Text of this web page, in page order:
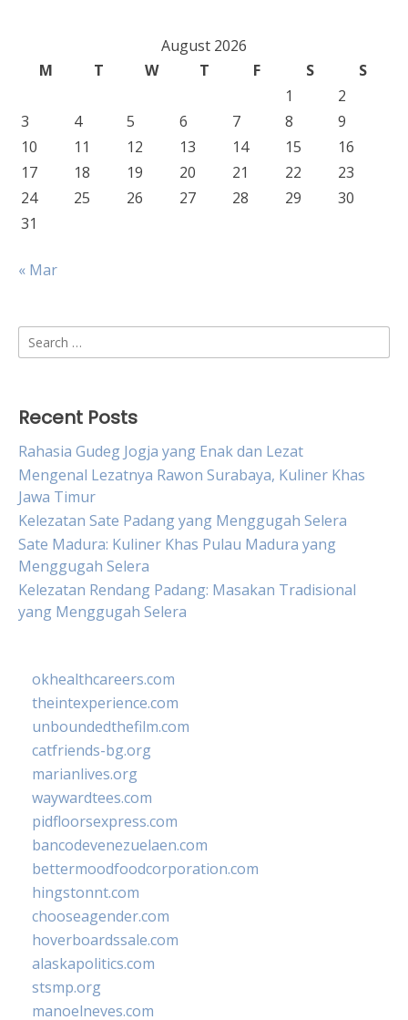
August 2026
M
T W T F S
S
1
2
3
4 5 6 7 8
9
10
11 12 13 14 15
16
17
18 19 20 21 22
23
24
25 26 27 28 29
30
31
« Mar
Search
for:
Recent Posts
Rahasia Gudeg Jogja yang Enak dan Lezat
Mengenal Lezatnya Rawon Surabaya, Kuliner Khas
Jawa Timur
Kelezatan Sate Padang yang Menggugah Selera
Sate Madura: Kuliner Khas Pulau Madura yang
Menggugah Selera
Kelezatan Rendang Padang: Masakan Tradisional
yang Menggugah Selera
okhealthcareers.com
theintexperience.com
unboundedthefilm.com
catfriends-bg.org
marianlives.org
waywardtees.com
pidfloorsexpress.com
bancodevenezuelaen.com
bettermoodfoodcorporation.com
hingstonnt.com
chooseagender.com
hoverboardssale.com
alaskapolitics.com
stsmp.org
manoelneves.com